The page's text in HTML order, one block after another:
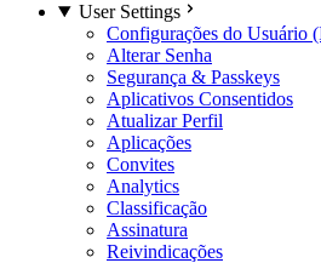
User Settings
Configurações do Usuário
Alterar Senha
Segurança & Passkeys
Aplicativos Consentidos
Atualizar Perfil
Aplicações
Convites
Analytics
Classificação
Assinatura
Reivindicações